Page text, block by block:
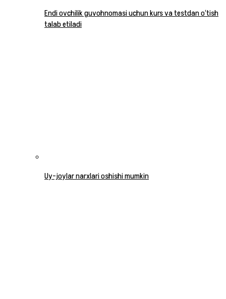
Endi ovchilik guvohnomasi uchun kurs va testdan o‘tish
talab etiladi
Uy-joylar narxlari oshishi mumkin